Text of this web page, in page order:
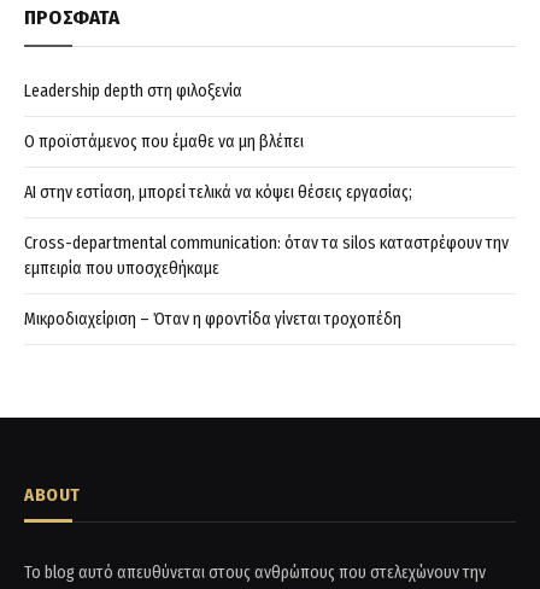
ΠΡΟΣΦΑΤΑ
Leadership depth στη φιλοξενία
Ο προϊστάμενος που έμαθε να μη βλέπει
AI στην εστίαση, μπορεί τελικά να κόψει θέσεις εργασίας;
Cross-departmental communication: όταν τα silos καταστρέφουν την
εμπειρία που υποσχεθήκαμε
Μικροδιαχείριση – Όταν η φροντίδα γίνεται τροχοπέδη
ABOUT
Το blog αυτό απευθύνεται στους ανθρώπους που στελεχώνουν την